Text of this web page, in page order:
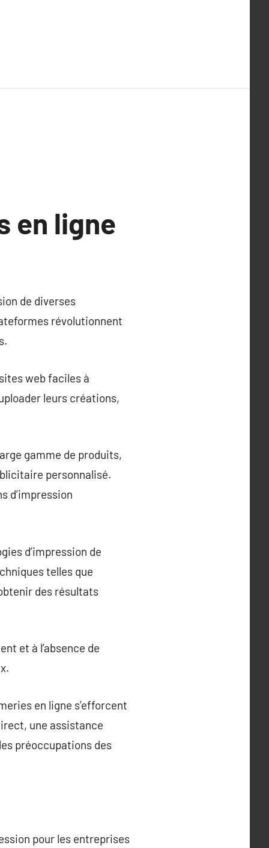
en ligne
de diverses
révolutionnent
web faciles à
leurs créations,
gamme de produits,
personnalisé.
d’impression
d’impression de
telles que
des résultats
et à l’absence de
en ligne s’efforcent
une assistance
préoccupations des
pour les entreprises